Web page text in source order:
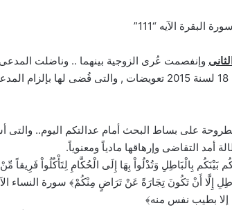
الآيه “111”
وإنفصمت عُرى الزوجية بينهما .. وناضلت المدعى
الشرعية والقانونية من أثر طلاقها منه .. إنتهاءً بالدعوى رقم
على بساط البحث أمام عدالتكم اليوم.. والتى
أمد التقاضى وإرهاقها مادياً ومعنوياً.
بَيْنَكُم بِالْبَاطِلِ وَتُدْلُواْ بِهَا إِلَى الْحُكَّامِ لِتَأْكُلُواْ فَرِيقاً
إِلَّا أَنْ تَكُونَ تِجَارَةً عَنْ تَرَاضٍ مِنْكُمْ﴾ سورة النساء الآيه
إلا بطيب نفس منه﴾